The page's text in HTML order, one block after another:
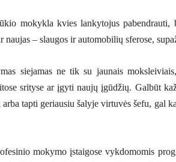
mokykla kvies lankytojus pabendrauti,
naujas – slaugos ir automobilių sferose,
siejamas ne tik su jaunais
srityse ar įgyti naujų įgūdžių. Galbūt
tapti geriausiu šalyje virtuvės šefu, gal
mokymo įstaigose vykdomomis